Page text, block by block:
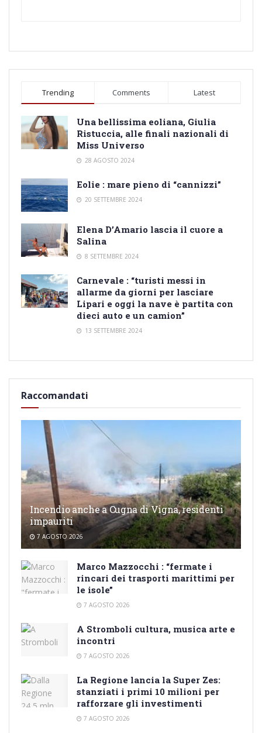
Trending Comments Latest
Una bellissima eoliana, Giulia
Ristuccia, alle finali nazionali di
Miss Universo
28 AGOSTO 2024
Eolie : mare pieno di “cannizzi”
20 SETTEMBRE 2024
Elena D’Amario lascia il cuore a
Salina
8 SETTEMBRE 2024
Carnevale : “turisti messi in
allarme da giorni per lasciare
Lipari e oggi la nave è partita con
dieci auto e un camion”
13 SETTEMBRE 2024
Raccomandati
Incendio anche a Cugna di Vigna, residenti
impauriti
7 AGOSTO 2026
Marco Mazzocchi : “fermate i
rincari dei trasporti marittimi per
le isole”
7 AGOSTO 2026
A Stromboli cultura, musica arte e
incontri
7 AGOSTO 2026
La Regione lancia la Super Zes:
stanziati i primi 10 milioni per
rafforzare gli investimenti
7 AGOSTO 2026